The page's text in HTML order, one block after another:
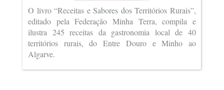
O livro “Receitas e Sabores dos Territórios Rurais”,
editado pela Federação Minha Terra, compila e
ilustra 245 receitas da gastronomia local de 40
territórios rurais, do Entre Douro e Minho ao
Algarve.